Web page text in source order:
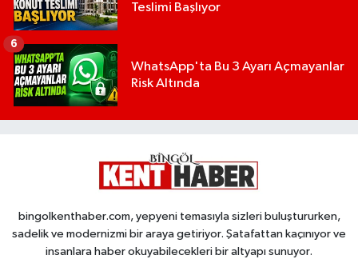
Teslimi Başlıyor
WhatsApp'ta Bu 3 Ayarı Açmayanlar
Risk Altında
6
bingolkenthaber.com, yepyeni temasıyla sizleri buluştururken,
sadelik ve modernizmi bir araya getiriyor. Şatafattan kaçınıyor ve
insanlara haber okuyabilecekleri bir altyapı sunuyor.